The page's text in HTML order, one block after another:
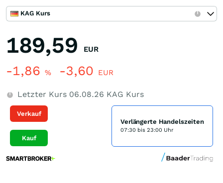
KAG Kurs
189,59 EUR
-1,86 % -3,60 EUR
Letzter Kurs 06.08.26 KAG Kurs
Verkauf
Kauf
Verlängerte Handelszeiten
07:30 bis 23:00 Uhr